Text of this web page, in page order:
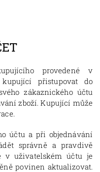
provedené v
přistupovat do
zákaznického účtu
zboží. Kupující může
účtu a při objednávání
správně a pravdivě
v uživatelském účtu je
povinen aktualizovat.